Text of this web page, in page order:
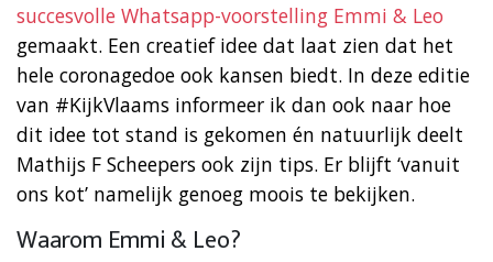
succesvolle Whatsapp-voorstelling Emmi & Leo
gemaakt. Een creatief idee dat laat zien dat het
hele coronagedoe ook kansen biedt. In deze editie
van #KijkVlaams informeer ik dan ook naar hoe
dit idee tot stand is gekomen én natuurlijk deelt
Mathijs F Scheepers ook zijn tips. Er blijft ‘vanuit
ons kot’ namelijk genoeg moois te bekijken.
Waarom Emmi & Leo?